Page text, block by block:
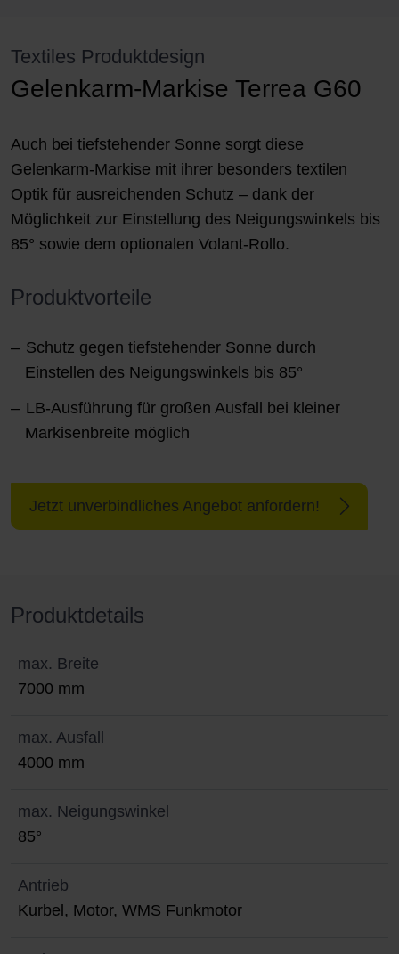
Textiles Produktdesign
Gelenkarm-Markise Terrea G60
Auch bei tiefstehender Sonne sorgt diese
Gelenkarm-Markise mit ihrer besonders textilen
Optik für ausreichenden Schutz – dank der
Möglichkeit zur Einstellung des Neigungswinkels bis
85° sowie dem optionalen Volant-Rollo.
Produktvorteile
Schutz gegen tiefstehender Sonne durch
Einstellen des Neigungswinkels bis 85°
LB-Ausführung für großen Ausfall bei kleiner
Markisenbreite möglich
Jetzt unverbindliches Angebot anfordern!
Produktdetails
max. Breite
7000 mm
max. Ausfall
4000 mm
max. Neigungswinkel
85°
Antrieb
Kurbel, Motor, WMS Funkmotor